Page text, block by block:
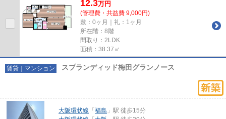
12.3万円
(管理費・共益費 9,000円)
敷：0ヶ月｜礼：1ヶ月
所在階：8階
間取り：2LDK
面積：38.37㎡
賃貸｜マンション スプランディッド梅田グランノース
大阪環状線 「 福島 」駅 徒歩15分